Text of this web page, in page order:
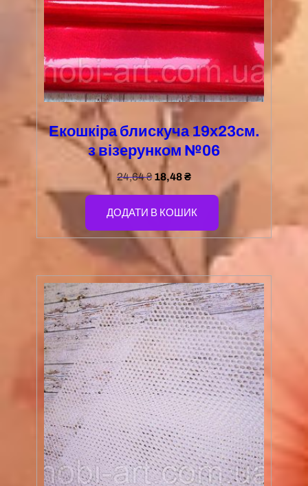
Екошкіра блискуча 19х23см.
з візерунком №06
24,64₴ 18,48₴
ДОДАТИ В КОШИК